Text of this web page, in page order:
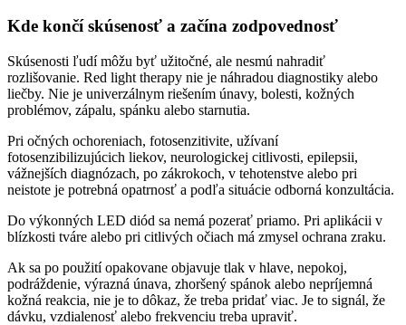
Kde končí skúsenosť a začína zodpovednosť
Skúsenosti ľudí môžu byť užitočné, ale nesmú nahradiť
rozlišovanie. Red light therapy nie je náhradou diagnostiky alebo
liečby. Nie je univerzálnym riešením únavy, bolesti, kožných
problémov, zápalu, spánku alebo starnutia.
Pri očných ochoreniach, fotosenzitivite, užívaní
fotosenzibilizujúcich liekov, neurologickej citlivosti, epilepsii,
vážnejších diagnózach, po zákrokoch, v tehotenstve alebo pri
neistote je potrebná opatrnosť a podľa situácie odborná konzultácia.
Do výkonných LED diód sa nemá pozerať priamo. Pri aplikácii v
blízkosti tváre alebo pri citlivých očiach má zmysel ochrana zraku.
Ak sa po použití opakovane objavuje tlak v hlave, nepokoj,
podráždenie, výrazná únava, zhoršený spánok alebo nepríjemná
kožná reakcia, nie je to dôkaz, že treba pridať viac. Je to signál, že
dávku, vzdialenosť alebo frekvenciu treba upraviť.